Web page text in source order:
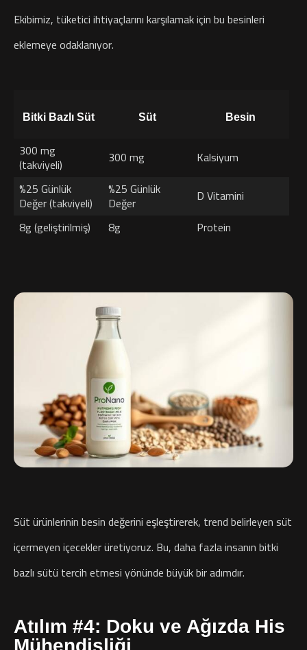
Ekibimiz, tüketici ihtiyaçlarını karşılamak için bu besinleri
eklemeye odaklanıyor.
Bitki Bazlı Süt Süt Besin
300 mg
(takviyeli) 300 mg
Kalsiyum
%25 Günlük
Değer (takviyeli)
%25 Günlük
Değer
D Vitamini
8g (geliştirilmiş)
8g Protein
Süt ürünlerinin besin değerini eşleştirerek, trend belirleyen süt
içermeyen içecekler üretiyoruz. Bu, daha fazla insanın bitki
bazlı sütü tercih etmesi yönünde büyük bir adımdır.
Atılım #4: Doku ve Ağızda His
Mühendisliği